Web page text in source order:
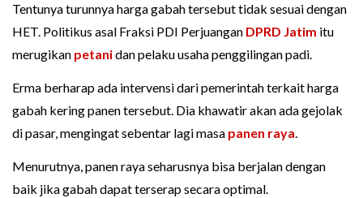
Tentunya turunnya harga gabah tersebut tidak sesuai dengan
HET. Politikus asal Fraksi PDI Perjuangan DPRD Jatim itu
merugikan petanidan pelaku usaha penggilingan padi.
Erma berharap ada intervensi dari pemerintah terkait harga
gabah kering panen tersebut. Dia khawatir akan ada gejolak
di pasar, mengingat sebentar lagi masa panen raya.
Menurutnya, panen raya seharusnya bisa berjalan dengan
baik jika gabah dapat terserap secara optimal.